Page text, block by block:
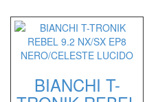
BIANCHI T-